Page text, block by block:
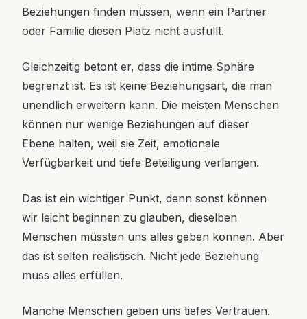
Beziehungen finden müssen, wenn ein Partner
oder Familie diesen Platz nicht ausfüllt.
Gleichzeitig betont er, dass die intime Sphäre
begrenzt ist. Es ist keine Beziehungsart, die man
unendlich erweitern kann. Die meisten Menschen
können nur wenige Beziehungen auf dieser
Ebene halten, weil sie Zeit, emotionale
Verfügbarkeit und tiefe Beteiligung verlangen.
Das ist ein wichtiger Punkt, denn sonst können
wir leicht beginnen zu glauben, dieselben
Menschen müssten uns alles geben können. Aber
das ist selten realistisch. Nicht jede Beziehung
muss alles erfüllen.
Manche Menschen geben uns tiefes Vertrauen.